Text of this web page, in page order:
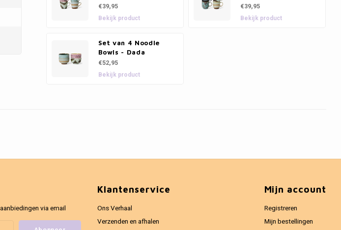
€39,95
Bekijk product
€39,95
Bekijk product
Set van 4 Noodle
Bowls - Dada
€52,95
Bekijk product
via email
Klantenservice
Ons Verhaal
Verzenden en afhalen
Mijn account
Registreren
Mijn bestellingen